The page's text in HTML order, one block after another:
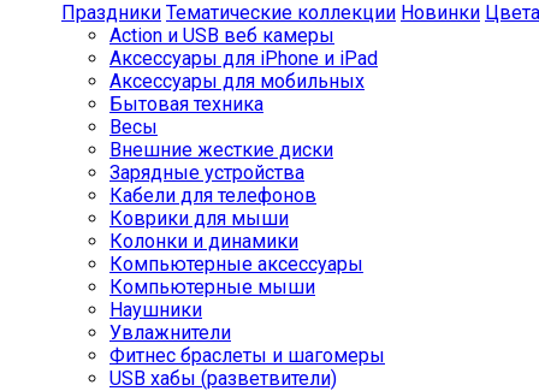
Праздники Тематические коллекции Новинки Цвета
Action и USB веб камеры
Аксессуары для iPhone и iPad
Аксессуары для мобильных
Бытовая техника
Весы
Внешние жесткие диски
Зарядные устройства
Кабели для телефонов
Коврики для мыши
Колонки и динамики
Компьютерные аксессуары
Компьютерные мыши
Наушники
Увлажнители
Фитнес браслеты и шагомеры
USB хабы (разветвители)